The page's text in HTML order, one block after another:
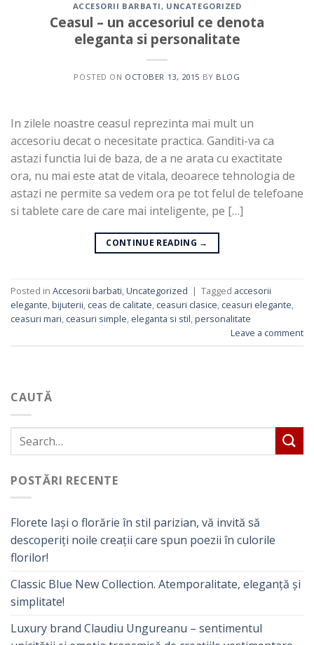
CAUTĂ
POSTĂRI RECENTE
Florete Iași o florărie în stil parizian, vă invită să
descoperiți noile creații care spun poezii în culorile
florilor!
Classic Blue New Collection. Atemporalitate, eleganță și
simplitate!
Luxury brand Claudiu Ungureanu – sentimentul
ACCESORII BARBATI, UNCATEGORIZED
Ceasul – un accesoriul ce denota
eleganta si personalitate
POSTED ON OCTOBER 13, 2015 BY BLOG
In zilele noastre ceasul reprezinta mai mult un
accesoriu decat o necesitate practica. Ganditi-va ca
astazi functia lui de baza, de a ne arata cu exactitate
ora, nu mai este atat de vitala, deoarece tehnologia de
astazi ne permite sa vedem ora pe tot felul de telefoane
si tablete care de care mai inteligente, pe […]
CONTINUE READING →
Posted in Accesorii barbati,Uncategorized | Tagged accesorii
elegante,bijuterii, ceas de calitate, ceasuri clasice, ceasuri elegante,
ceasuri mari, ceasuri simple, eleganta si stil,personalitate
Leave a comment